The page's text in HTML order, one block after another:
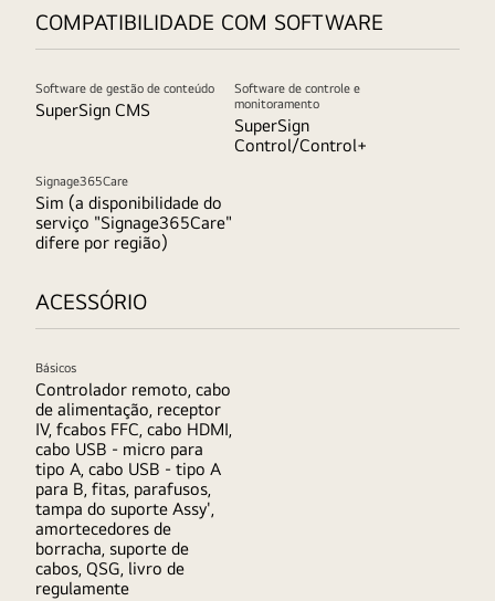
COMPATIBILIDADE COM SOFTWARE
Software de gestão de conteúdo
SuperSign CMS
Software de controle e
monitoramento
SuperSign
Control/Control+
Signage365Care
Sim (a disponibilidade do
serviço "Signage365Care"
difere por região)
ACESSÓRIO
Básicos
Controlador remoto, cabo
de alimentação, receptor
IV, fcabos FFC, cabo HDMI,
cabo USB - micro para
tipo A, cabo USB - tipo A
para B, fitas, parafusos,
tampa do suporte Assy',
amortecedores de
borracha, suporte de
cabos, QSG, livro de
regulamente